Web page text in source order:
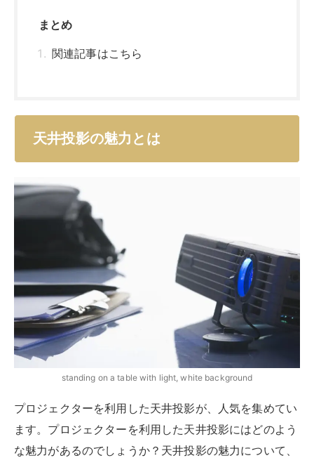
まとめ
関連記事はこちら
天井投影の魅力とは
standing on a table with light, white background
プロジェクターを利用した天井投影が、人気を集めてい
ます。プロジェクターを利用した天井投影にはどのよう
な魅力があるのでしょうか？天井投影の魅力について、